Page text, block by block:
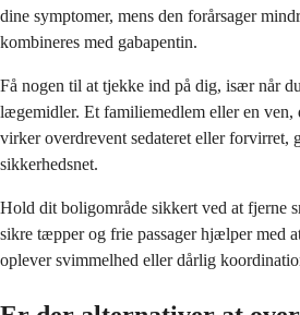
dine symptomer, mens den forårsager
kombineres med gabapentin.
Få nogen til at tjekke ind på dig, især når
lægemidler. Et familiemedlem eller en ven,
virker overdrevent sedateret eller forvirret,
sikkerhedsnet.
Hold dit boligområde sikkert ved at fjerne
sikre tæpper og frie passager hjælper med
oplever svimmelhed eller dårlig